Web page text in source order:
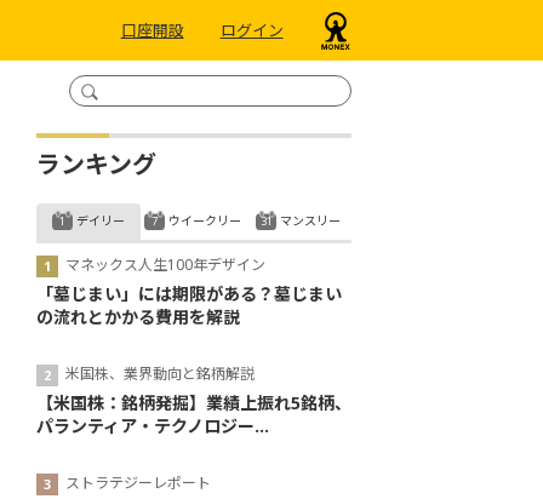
口座開設 ログイン
ランキング
デイリー
マネックス人生100年デザイン
「墓じまい」には期限がある？墓じまい
の流れとかかる費用を解説
米国株、業界動向と銘柄解説
【米国株：銘柄発掘】業績上振れ5銘柄、
パランティア・テクノロジー...
ストラテジーレポート
ウイークリー マンスリー